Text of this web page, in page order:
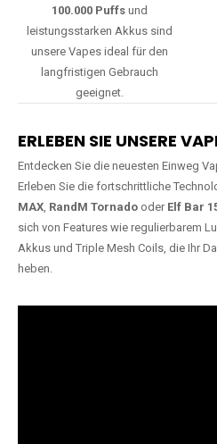
100.000 Puffsund
leistungsstarken Akkus sind
unsere Vapes ideal für den
langfristigen Gebrauch
geeignet.
ERLEBEN SIE UNSERE
Entdecken Sie die neuesten Einweg
Erleben Sie die fortschrittliche
MAX, RandM Tornado oder Elf Bar
sich von Features wie regulierbarem
Akkus und Triple Mesh Coils, die Ihr
heben.